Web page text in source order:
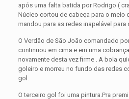
após uma falta batida por Rodrigo (
Núcleo cortou de cabeça para o meio
mandou para as redes inapelável para
O Verdão de São João comandado
continuou em cima e em uma
novamente desta vez firme . A bola
goleiro e morreu no fundo das redes
gol.
O terceiro gol foi uma pintura.Pra